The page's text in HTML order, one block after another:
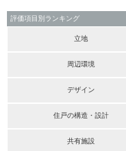
評価項目別ランキング
立地
周辺環境
デザイン
住戸の構造・設計
共有施設